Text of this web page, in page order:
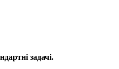
задачі.